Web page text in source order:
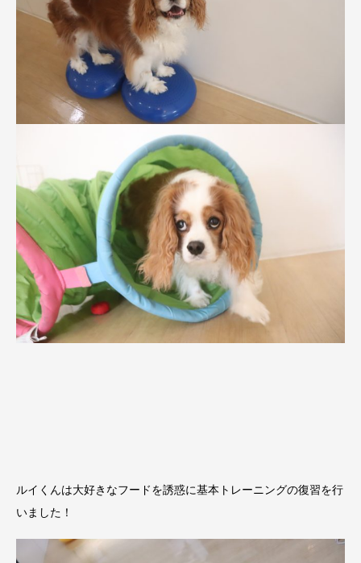
ルイくんは大好きなフードを誘惑に基本トレーニングの復習を行
いました！